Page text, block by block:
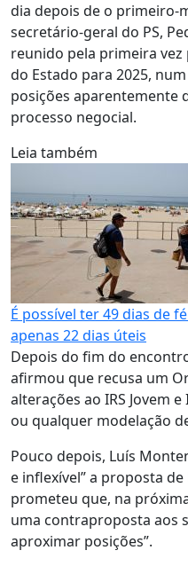
dia depois de o primeiro-
secretário-geral do PS,
reunido pela primeira
do Estado para 2025,
posições aparentemente
processo negocial.
Leia também
É possível ter 49 dias de
apenas 22 dias úteis
Depois do fim do
afirmou que recusa um
alterações ao IRS Jovem
ou qualquer modelação
Pouco depois, Luís
e inflexível” a proposta
prometeu que, na
uma contraproposta aos
aproximar posições”.